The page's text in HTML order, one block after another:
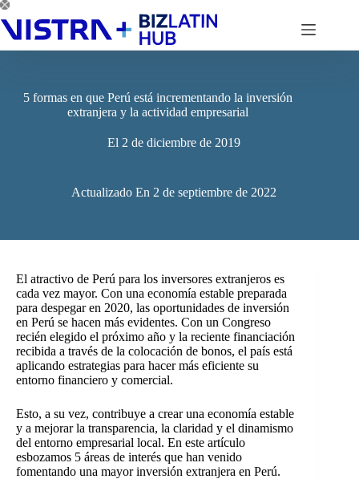
Saltar
al
contenido
5 formas en que Perú está incrementando la inversión
extranjera y la actividad empresarial
El 2 de diciembre de 2019
Actualizado En 2 de septiembre de 2022
El atractivo de Perú para los inversores extranjeros es
cada vez mayor. Con una economía estable preparada
para despegar en 2020, las oportunidades de inversión
en Perú se hacen más evidentes. Con un Congreso
recién elegido el próximo año y la reciente financiación
recibida a través de la colocación de bonos, el país está
aplicando estrategias para hacer más eficiente su
entorno financiero y comercial.
Esto, a su vez, contribuye a crear una economía estable
y a mejorar la transparencia, la claridad y el dinamismo
del entorno empresarial local. En este artículo
esbozamos 5 áreas de interés que han venido
fomentando una mayor inversión extranjera en Perú.